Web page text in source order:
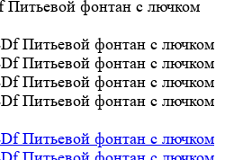
фонтан с лючком